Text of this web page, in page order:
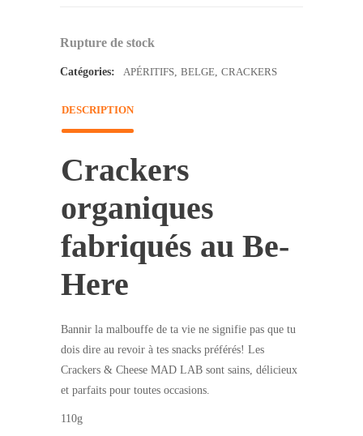
Rupture de stock
Catégories: APÉRITIFS BELGE CRACKERS
DESCRIPTION
Crackers
organiques
fabriqués au Be-
Here
Bannir la malbouffe de ta vie ne signifie pas que tu
dois dire au revoir à tes snacks préférés! Les
Crackers & Cheese MAD LAB sont sains, délicieux
et parfaits pour toutes occasions.
110g